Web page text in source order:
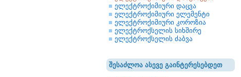
ელექტროქიმიური დაცვა
ელექტროქიმიური ელემენტი
ელექტროქიმიური კოროზია
ელექტროქსელის სიხშირე
ელექტროქსელის ძაბვა
შესაძლოა ასევე გაინტერესებდეთ